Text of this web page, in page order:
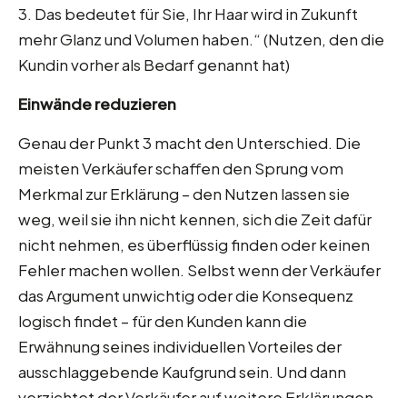
3. Das bedeutet für Sie, Ihr Haar wird in Zukunft
mehr Glanz und Volumen haben.“ (Nutzen, den die
Kundin vorher als Bedarf genannt hat)
Einwände reduzieren
Genau der Punkt 3 macht den Unterschied. Die
meisten Verkäufer schaffen den Sprung vom
Merkmal zur Erklärung – den Nutzen lassen sie
weg, weil sie ihn nicht kennen, sich die Zeit dafür
nicht nehmen, es überflüssig finden oder keinen
Fehler machen wollen. Selbst wenn der Verkäufer
das Argument unwichtig oder die Konsequenz
logisch findet – für den Kunden kann die
Erwähnung seines individuellen Vorteiles der
ausschlaggebende Kaufgrund sein. Und dann